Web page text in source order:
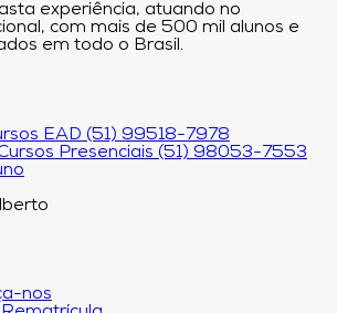
experiência, atuando no
com mais de 500 mil alunos e
em todo o Brasil.
EAD (51) 99518-7978
Presenciais (51) 98053-7553
nos